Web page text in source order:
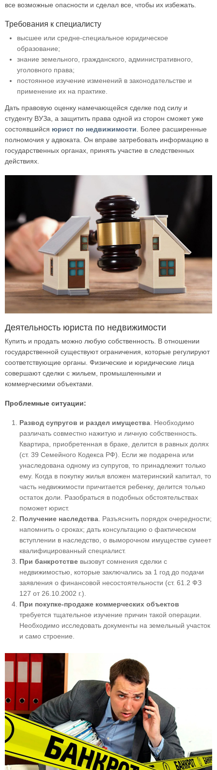
все возможные опасности и сделал все, чтобы их избежать.
Требования к специалисту
высшее или средне-специальное юридическое
образование;
знание земельного, гражданского, административного,
уголовного права;
постоянное изучение изменений в законодательстве и
применение их на практике.
Дать правовую оценку намечающейся сделке под силу и
студенту ВУЗа, а защитить права одной из сторон сможет уже
состоявшийся юрист по недвижимости . Более расширенные
полномочия у адвоката. Он вправе затребовать информацию в
государственных органах, принять участие в следственных
действиях.
Деятельность юриста по недвижимости
Купить и продать можно любую собственность. В отношении
государственной существуют ограничения, которые регулируют
соответствующие органы. Физические и юридические лица
совершают сделки с жильем, промышленными и
коммерческими объектами.
Проблемные ситуации:
Развод супругов и раздел имущества. Необходимо
различать совместно нажитую и личную собственность.
Квартира, приобретенная в браке, делится в равных долях
(ст. 39 Семейного Кодекса РФ). Если же подарена или
унаследована одному из супругов, то принадлежит только
ему. Когда в покупку жилья вложен материнский капитал, то
часть недвижимости причитается ребенку, делится только
остаток доли. Разобраться в подобных обстоятельствах
поможет юрист.
Получение наследства. Разъяснить порядок очередности;
напомнить о сроках; дать консультацию о фактическом
вступлении в наследство, о выморочном имуществе сумеет
квалифицированный специалист.
При банкротстве вызовут сомнения сделки с
недвижимостью, которые заключались за 1 год до подачи
заявления о финансовой несостоятельности (ст. 61.2 ФЗ
127 от 26.10.2002 г.).
При покупке-продаже коммерческих объектов
требуется тщательное изучение причин такой операции.
Необходимо исследовать документы на земельный участок
и само строение.